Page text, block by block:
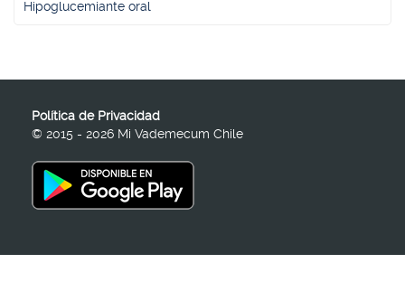
Hipoglucemiante oral
Política de Privacidad
© 2015 - 2026 Mi Vademecum Chile